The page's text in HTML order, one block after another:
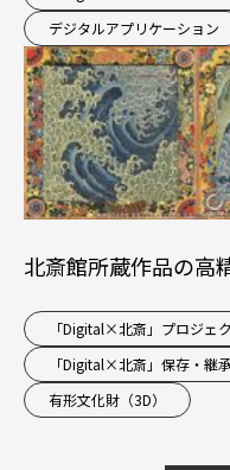
デジタルアプリケーション
北斎館所蔵作品の高
「Digital×北斎」プロジェ
「Digital×北斎」保存・継
有形文化財（3D）